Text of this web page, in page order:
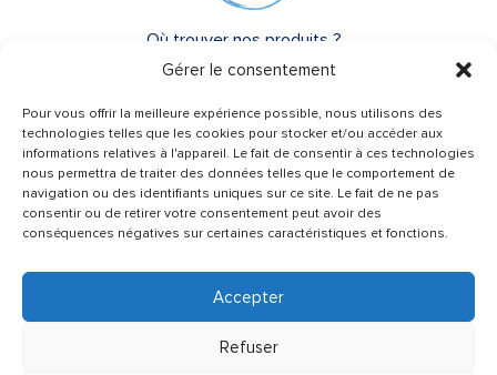
Gérer le consentement
Pour vous offrir la meilleure expérience possible, nous utilisons des
technologies telles que les cookies pour stocker et/ou accéder aux
informations relatives à l'appareil. Le fait de consentir à ces technologies
nous permettra de traiter des données telles que le comportement de
navigation ou des identifiants uniques sur ce site. Le fait de ne pas
consentir ou de retirer votre consentement peut avoir des
conséquences négatives sur certaines caractéristiques et fonctions.
Accepter
Refuser
Besoin d’un conseil ?
Une question ?
Où trouver nos produits ?
FAQ